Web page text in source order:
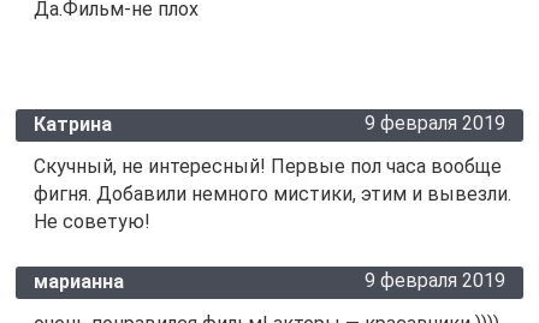
Да.Фильм-не плох
Катрина
9 февраля 2019
Скучный, не интересный! Первые пол часа вообще
фигня. Добавили немного мистики, этим и вывезли.
Не советую!
марианна
9 февраля 2019